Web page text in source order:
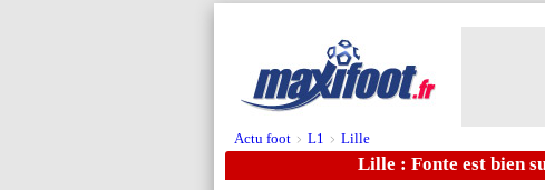
Actu foot > L1 > Lille
Lille : Fonte est bien